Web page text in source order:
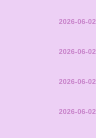
2026-06-02
2026-06-02
2026-06-02
2026-06-02